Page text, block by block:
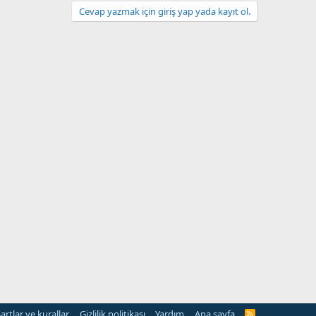
Cevap yazmak için giriş yap yada kayıt ol.
R